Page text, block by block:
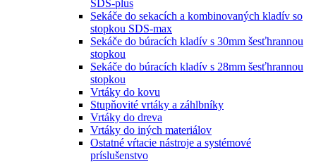
SDS-plus
Sekáče do sekacích a kombinovaných kladív so
stopkou SDS-max
Sekáče do búracích kladív s 30mm šesťhrannou
stopkou
Sekáče do búracích kladív s 28mm šesťhrannou
stopkou
Vrtáky do kovu
Stupňovité vrtáky a záhlbníky
Vrtáky do dreva
Vrtáky do iných materiálov
Ostatné vŕtacie nástroje a systémové
príslušenstvo